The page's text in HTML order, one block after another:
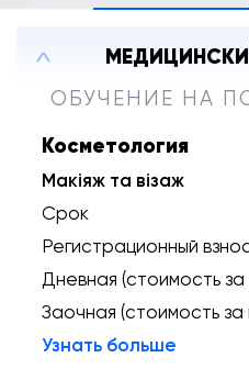
ОБУЧЕНИЕ НА
Косметология
Макіяж та візаж
Срок
Регистрационный
Дневная (стоимость за
Заочная (стоимость за
Узнать больше